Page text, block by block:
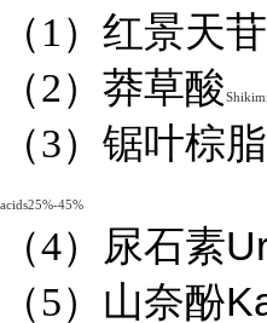
（1）红景天苷
（2）莽草酸
（3）锯叶棕
acids25%-45%
（4） 尿石素
（5）山奈酚